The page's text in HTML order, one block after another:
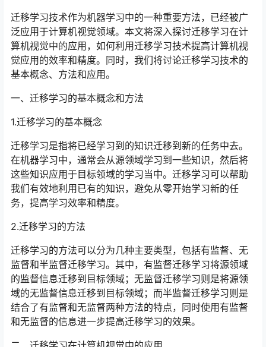
迁移学习技术作为机器学习中的一种重要方法，已经被广
泛应用于计算机视觉领域。本文将深入探讨迁移学习在计
算机视觉中的应用，如何利用迁移学习技术提高计算机视
觉应用的效率和精度。同时，我们将讨论迁移学习技术的
基本概念、方法和应用。
一、迁移学习的基本概念和方法
1.迁移学习的基本概念
迁移学习是指将已经学习到的知识迁移到新的任务中去。
在机器学习中，通常会从源领域学习到一些知识，然后将
这些知识应用于目标领域的学习当中。迁移学习可以帮助
我们有效地利用已有的知识，避免从零开始学习新的任
务，提高学习效率和精度。
2.迁移学习的方法
迁移学习的方法可以分为几种主要类型，包括有监督、无
监督和半监督迁移学习。其中，有监督迁移学习将源领域
的监督信息迁移到目标领域；无监督迁移学习则是将源领
域的无监督信息迁移到目标领域；而半监督迁移学习则是
结合了有监督和无监督两种方法的特点，同时使用有监督
和无监督的信息进一步提高迁移学习的效果。